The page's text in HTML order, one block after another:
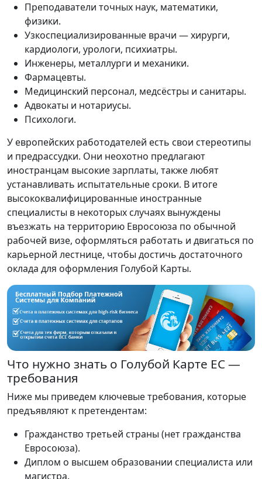
Преподаватели точных наук, математики,
физики.
Узкоспециализированные врачи — хирурги,
кардиологи, урологи, психиатры.
Инженеры, металлурги и механики.
Фармацевты.
Медицинский персонал, медсёстры и санитары.
Адвокаты и нотариусы.
Психологи.
У европейских работодателей есть свои стереотипы
и предрассудки. Они неохотно предлагают
иностранцам высокие зарплаты, также любят
устанавливать испытательные сроки. В итоге
высококвалифицированные иностранные
специалисты в некоторых случаях вынуждены
въезжать на территорию Евросоюза по обычной
рабочей визе, оформляться работать и двигаться по
карьерной лестнице, чтобы достичь достаточного
оклада для оформления Голубой Карты.
Что нужно знать о Голубой Карте ЕС —
требования
Ниже мы приведем ключевые требования, которые
предъявляют к претендентам:
Гражданство третьей страны (нет гражданства
Евросоюза).
Диплом о высшем образовании специалиста или
магистра.